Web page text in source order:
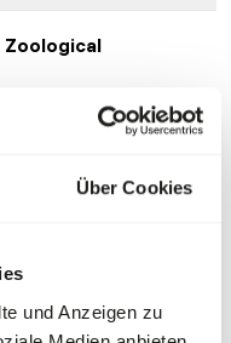
Über Cookies
und Anzeigen zu
Zoological
for all kind of
of animals will
a body weight
body weight for
be fed at a rate of